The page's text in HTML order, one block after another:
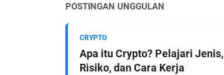
POSTINGAN UNGGULAN
CRYPTO
Apa itu Crypto? Pelajari Jenis,
Risiko, dan Cara Kerja